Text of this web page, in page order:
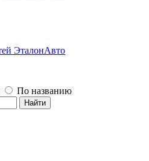
По названию
Найти